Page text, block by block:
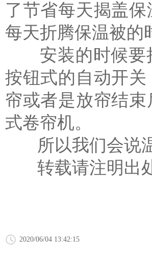
了节省每天揭盖
每天折腾保温被的
安装的时候要把
按钮式的自动开
帘或者是放帘结
式卷帘机。
所以我们会说温
转载请注明出处
2020/06/04 13:42:15